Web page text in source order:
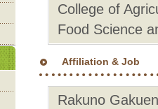
College of
Food Science
Affiliation & Job
Rakuno